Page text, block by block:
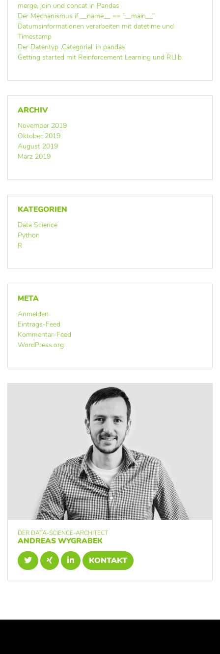
merge, join und concat in Pandas
Der Mechanismus if __name__ == ”__main__”
Datumsinformationen verarbeiten mit datetime und
Timestamp
Der Datentyp ‚Categorial‘ in pandas
Getting started mit Reinforcement Learning und RLlib
ARCHIV
November 2019
Oktober 2019
August 2019
März 2019
KATEGORIEN
Data Science
Python
R
META
Anmelden
Eintrags-Feed
Kommentar-Feed
WordPress.org
DER DATA-SCIENCE-ARCHITECT
ANDREAS WYGRABEK
KONTAKT